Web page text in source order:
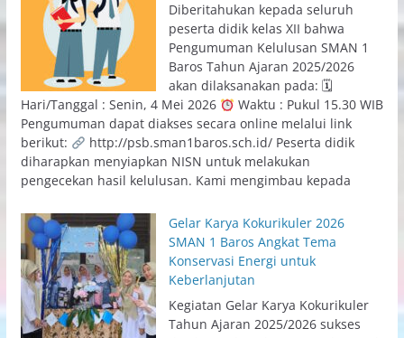
Diberitahukan kepada seluruh
peserta didik kelas XII bahwa
Pengumuman Kelulusan SMAN 1
Baros Tahun Ajaran 2025/2026
akan dilaksanakan pada: 🗓
Hari/Tanggal : Senin, 4 Mei 2026
Waktu : Pukul 15.30 WIB
Pengumuman dapat diakses secara online melalui link
berikut:
http://psb.sman1baros.sch.id/ Peserta didik
diharapkan menyiapkan NISN untuk melakukan
pengecekan hasil kelulusan. Kami mengimbau kepada
Gelar Karya Kokurikuler 2026
SMAN 1 Baros Angkat Tema
Konservasi Energi untuk
Keberlanjutan
Kegiatan Gelar Karya Kokurikuler
Tahun Ajaran 2025/2026 sukses